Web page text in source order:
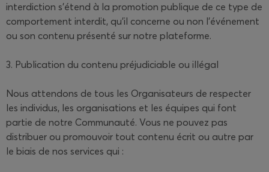
interdiction s'étend à la promotion publique de ce type de
comportement interdit, qu'il concerne ou non l'événement
ou son contenu présenté sur notre plateforme.
3. Publication du contenu préjudiciable ou illégal
Nous attendons de tous les Organisateurs de respecter
les individus, les organisations et les équipes qui font
partie de notre Communauté. Vous ne pouvez pas
distribuer ou promouvoir tout contenu écrit ou autre par
le biais de nos services qui :